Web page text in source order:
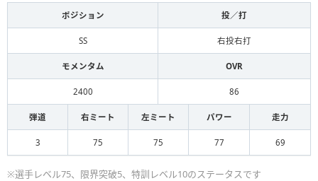
ポジション 投／打
SS 右投右打
モメンタム OVR
2400 86
弾道 右ミート 左ミート パワー 走力
3 75 75 77 69
※選手レベル75、限界突破5、特訓レベル10のステータスです